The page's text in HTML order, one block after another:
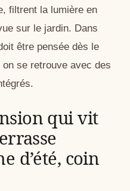
filtrent la lumière en
sur le jardin. Dans
être pensée dès le
se retrouve avec des
qui vit
d’été, coin